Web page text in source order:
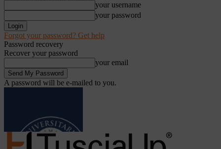
your username
your password
Forgot your password? Get help
Password recovery
Recover your password
your email
A password will be e-mailed to you.